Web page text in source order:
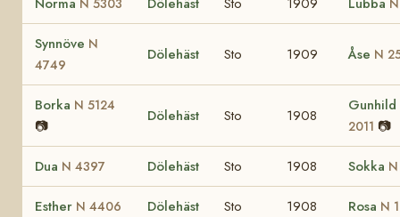
Synnöve N
4749
Dölehäst Sto 1909 Åse N
Borka N 5124
📷
Dölehäst Sto 1908
Gunhild
2011 📷
Dua N 4397 Dölehäst Sto 1908 Sokka
Esther N 4406 Dölehäst Sto 1908 Rosa N